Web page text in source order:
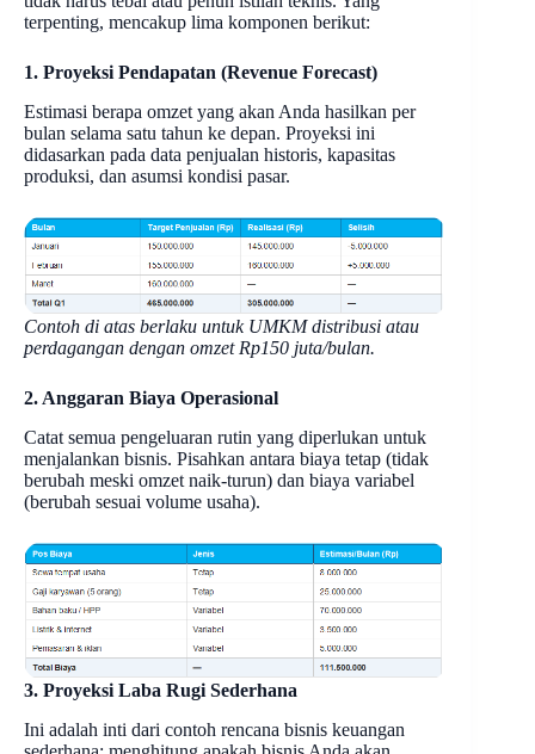
terpenting, mencakup lima komponen berikut:
1. Proyeksi Pendapatan (Revenue Forecast)
Estimasi berapa omzet yang akan Anda hasilkan per
bulan selama satu tahun ke depan. Proyeksi ini
didasarkan pada data penjualan historis, kapasitas
produksi, dan asumsi kondisi pasar.
Contoh di atas berlaku untuk UMKM distribusi atau
perdagangan dengan omzet Rp150 juta/bulan.
2. Anggaran Biaya Operasional
Catat semua pengeluaran rutin yang diperlukan untuk
menjalankan bisnis. Pisahkan antara biaya tetap (tidak
berubah meski omzet naik-turun) dan biaya variabel
(berubah sesuai volume usaha).
3. Proyeksi Laba Rugi Sederhana
Ini adalah inti dari contoh rencana bisnis keuangan